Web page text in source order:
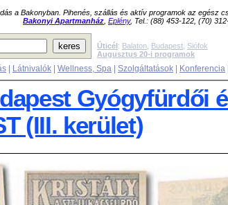
a Bakonyban. Pihenés, szállás és aktív programok az egész
Bakonyi Apartmanház Eplény, Tel.: (88) 453-122, (70)
Úticél: Balaton Budapest Siófok
Augusztus 20-i programok
Látnivalók Wellness, Spa Szolgáltatások Konferencia
Gyógyfürdői
(III. kerület)